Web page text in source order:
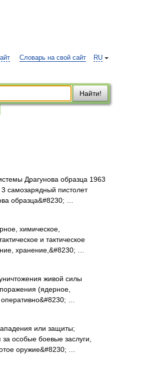
RU
Словарь на свой сайт
Найти!
Драгунова образца 1963
самозарядный пистолет
образца&#8230; …
химическое,
и тактическое
хранение,&#8230; …
живой силы
(ядерное,
…
или защиты;
особые боевые заслуги,
оружие&#8230; …